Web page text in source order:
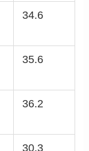
34.6
35.6
36.2
30.3